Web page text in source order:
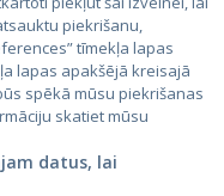
piekrišanu,
tīmekļa lapas
lapas apakšējā kreisajā
spēkā mūsu piekrišanas
skatiet mūsu
datus, lai